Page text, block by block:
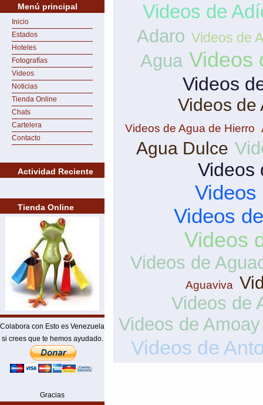
Menú principal
Inicio
Estados
Hoteles
Fotografías
Videos
Noticias
Tienda Online
Chats
Cartelera
Contacto
Actividad Reciente
Tienda Online
Colabora con Esto es Venezuela
si crees que te hemos ayudado.
Gracias
Videos de
Adaro Videos de
Agua Videos
Videos
Videos de
Videos de Agua de Hierro
Agua Dulce
Videos
Videos
Videos
Videos
Videos de
Aguaviva
Videos de
Videos de Amoay
Videos de